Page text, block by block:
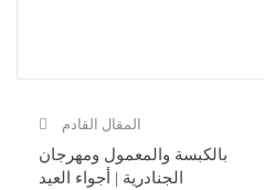
المقال القادم
بالكبسة والمعمول ومهرجان
الجنادرية | أجواء العيد